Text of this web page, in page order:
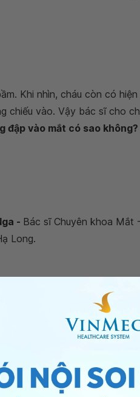
Khi nhìn, cháu còn có
chiếu vào. Vậy bác sĩ cho
đập vào mắt có sao không?
- Bác sĩ Chuyên khoa Mắt
Long.
vào sau khi bóng đập
, nhiều vằn đen và
lý, hay gặp nhất là do có
có thể kèm theo tăng nhãn
và cần được điều trị sớm.